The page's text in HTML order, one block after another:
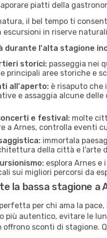
piatti della
il bel tempo ti
in riserve
durante l'alta stagione
storici: passeggia nei
principali aree storiche e
all'aperto: è risaputo che
e assaggia alcune
e festival: molte
a Arnes, controlla eventi
immortala
della città e l'arte
esplora Arnes e
sui migliori percorsi da
la bassa stagione a
per chi ama la
più autentico, evitare le
offrono sconti di stagione.